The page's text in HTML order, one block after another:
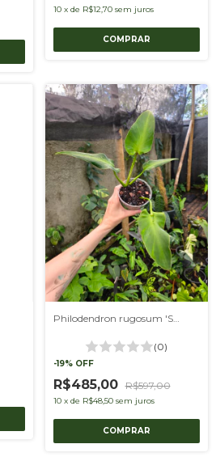
10 x de R$12,70 sem juros
Philodendron rugosum 'Sow's Ear'
(0)
-19% OFF
R$485,00 R$597,00
10 x de R$48,50 sem juros